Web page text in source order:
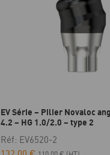
EV Série – Pilier Novaloc
4.2 – HG 1.0/2.0 – type 2
Réf: EV6520-2